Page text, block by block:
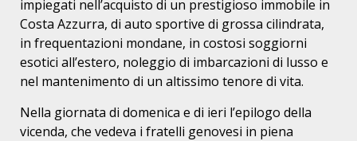
impiegati nell’acquisto di un prestigioso immobile in
Costa Azzurra, di auto sportive di grossa cilindrata,
in frequentazioni mondane, in costosi soggiorni
esotici all’estero, noleggio di imbarcazioni di lusso e
nel mantenimento di un altissimo tenore di vita.
Nella giornata di domenica e di ieri l’epilogo della
vicenda, che vedeva i fratelli genovesi in piena